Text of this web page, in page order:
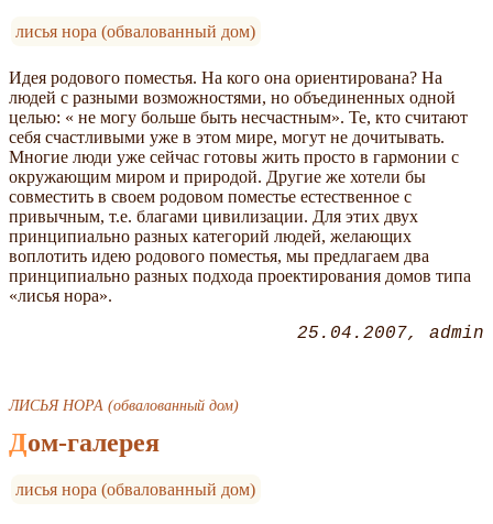
лисья нора (обвалованный дом)
Идея родового поместья. На кого она ориентирована? На
людей с разными возможностями, но объединенных одной
целью: « не могу больше быть несчастным». Те, кто считают
себя счастливыми уже в этом мире, могут не дочитывать.
Многие люди уже сейчас готовы жить просто в гармонии с
окружающим миром и природой. Другие же хотели бы
совместить в своем родовом поместье естественное с
привычным, т.е. благами цивилизации. Для этих двух
принципиально разных категорий людей, желающих
воплотить идею родового поместья, мы предлагаем два
принципиально разных подхода проектирования домов типа
«лисья нора».
25.04.2007 admin
ЛИСЬЯ НОРА (обвалованный дом)
Дом-галерея
лисья нора (обвалованный дом)